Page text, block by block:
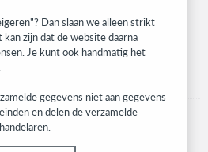
research, events, and much more—
Dan slaan we alleen strikt
zijn dat de website daarna
Je kunt ook handmatig het
gegevens niet aan gegevens
en delen de verzamelde